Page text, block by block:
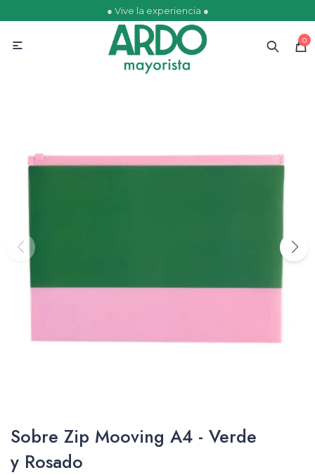
● Vive la experiencia ●
0

Sobre Zip Mooving A4 - Verde
y Rosado
Ofertas Escolares
Comestibles
Maquillaje